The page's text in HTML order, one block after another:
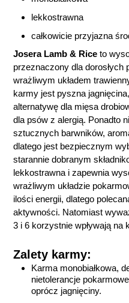
lekkostrawna
całkowicie przyjazna
Josera Lamb & Rice to
przeznaczony dla dorosłych
wrażliwym układem
karmy jest pyszna
alternatywę dla mięsa
dla psów z alergią. Ponadto
sztucznych barwników,
dlatego jest bezpiecznym
starannie dobranym
lekkostrawna i zapewnia
wrażliwym układzie
ilości energii, dlatego
aktywności. Natomiast
3 i 6 korzystnie wpływają
Zalety karmy:
Karma monobiałkowa,
nietolerancje
oprócz jagnięciny.